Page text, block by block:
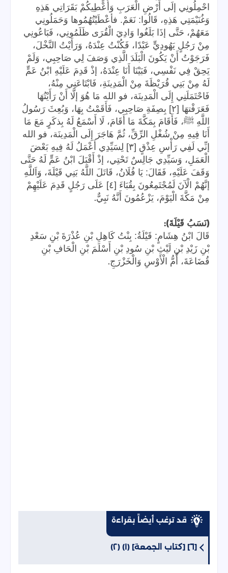
احْمِلُونِي إلَى أَرْضِ الْعَرَبِ وَأُعْطِيكُمْ بَقَرَاتِي هَذِهِ
وَغُنَيْمَتِي هَذِهِ، قَالُوا: نَعَمْ. فأعْطَيْتُهُمُوها وَحَمَلُونِي
مَعَهُمْ، حَتَّى إذَا بَلَغُوا وَادِيَ الْقُرَى ظَلَمُونِي، فَبَاعُونِي
مِنْ رَجُلٍ يَهُودِيٍّ عَبْدًا، فَكُنْتُ عِنْدَهُ، وَرَأَيْتُ النَّخْلَ،
فَرَجَوْتُ أَنْ يَكُونَ الْبَلَدَ الَّذِي وَصَفَ لِي صَاحِبِي، وَلَمْ
يَحِقْ فِي نَفْسِي، فَبَيْنَا أَنَا عِنْدَهُ، إذْ قَدِمَ عَلَيْهِ ابْنُ عَمٍّ
لَهُ مِنْ بَنِي قُرَيْظَةَ مِنْ الْمَدِينَةِ، فَابْتَاعَنِي مِنْهُ،
فَاحْتَمَلَنِي إِلَى الْمَدِينَة، فو الله مَا هُوَ إلَّا أَنْ رَأَيْتُهَا
فَعَرَفْتهَا [٢] بِصِفَةِ صَاحِبِي، فَأَقَمْتُ بِهَا، وَبُعِثَ رَسُولُ
اللَّهِ ﷺ، فَأَقَامَ بِمَكَّةَ مَا أَقَامَ، لَا أَسْمَعُ لَهُ بِذكَرٍ مَعَ مَا
أَنَا فِيهِ مِنْ شُغْلِ الرِّقِّ، ثُمَّ هَاجَرَ إِلَى الْمَدِينَة، فو الله
إنِّي لَفِي رَأْسِ عِذْقٍ [٣] لِسَيِّدِي أَعْمَلُ لَهُ فِيهِ بَعْضَ
الْعَمَلِ، وَسَيِّدِي جَالِسٌ تَحْتِي، إذْ أَقْبَلَ ابْنُ عَمٍّ لَهُ حَتَّى
وَقَفَ عَلَيْهِ، فَقَالَ: يَا فُلَانُ، قَاتَلَ اللَّهُ بَنِي قَيْلَةَ، وَاَللَّهِ
إنَّهُمْ الْآنَ لَمُجْتَمِعُونَ بِقُبَاءَ [٤] عَلَى رَجُلٍ قَدِمَ عَلَيْهِمْ
مِنْ مَكَّةَ الْيَوْمَ، يَزْعُمُونَ أَنَّهُ نَبِيٌّ.
(نَسَبُ قَيْلَةَ):
قَالَ ابْنُ هِشَامٍ: قَيْلَةُ: بِنْتُ كَاهِلِ بْنِ عُذْرَةَ بْنِ سَعْدِ
بْنِ زَيْدِ بْنِ لَيْثِ بْنِ سُودِ بْنِ أَسْلَمَ بْنِ الْحَافِ بْنِ
قُضَاعَةَ، أُمُّ الْأَوْسِ وَالْخَزْرَجِ.
قد ترغب أيضاً بقراءة
[٦] [كتاب الجمعة] (١) (٢)